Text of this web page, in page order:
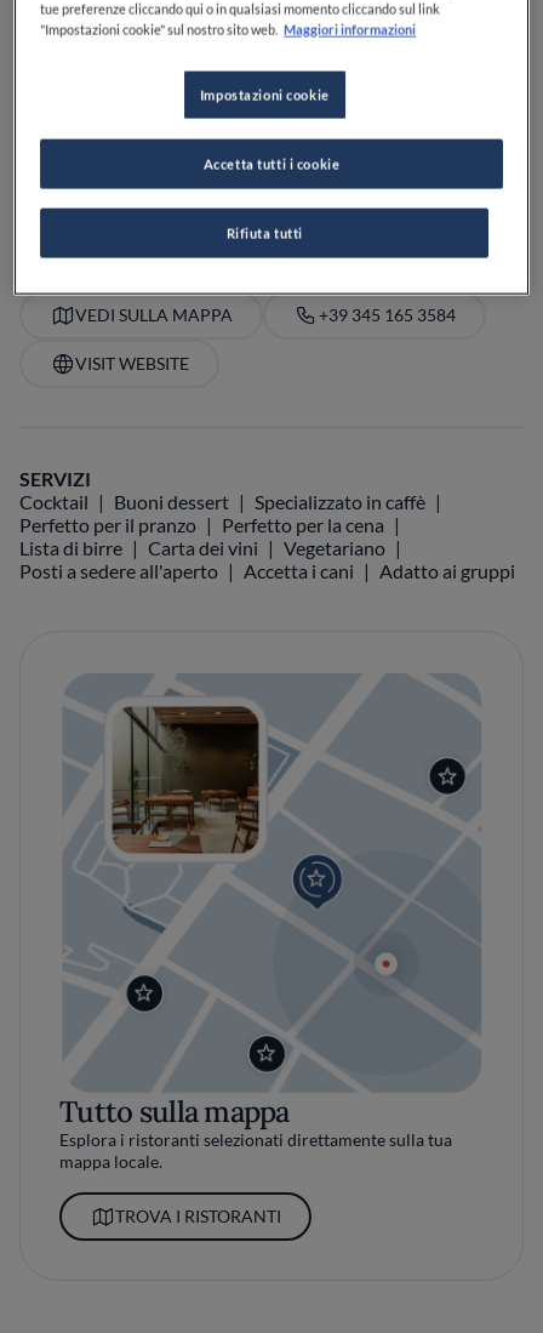
0 0 0 0 0
Via di S. Sebastiano, 1316123GenovaGEItalia
CHIUSO ApreGiovedì,12:30-15:30, 18:00-23:00
VEDI ORARI
VEDI SULLA MAPPA +39 345 165 3584
VISIT WEBSITE
SERVIZI
Cocktail
Buoni dessert
Specializzato in caffè
Perfetto per il pranzo
Perfetto per la cena
Lista di birre
Carta dei vini
Vegetariano
Posti a sedere all'aperto
Accetta i cani Adatto ai gruppi
Tutto sulla mappa
Esplora i ristoranti selezionati direttamente sulla tua
mappa locale.
TROVA I RISTORANTI
tue preferenze cliccando qui o in qualsiasi momento cliccando sul link
"Impostazioni cookie" sul nostro sito web. Maggiori informazioni
Impostazioni cookie
Rifiuta tutti
Accetta tutti i cookie